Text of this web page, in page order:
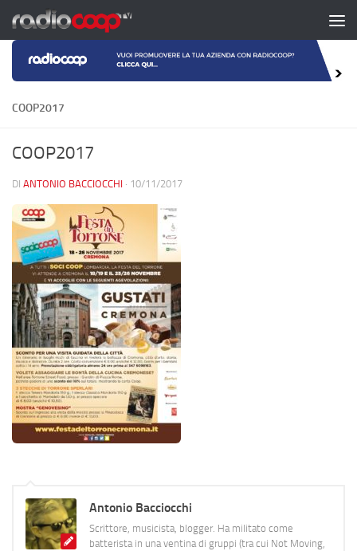
Salta al contenuto
COOP2017
COOP2017
DI ANTONIO BACCIOCCHI · 10/11/2017
Antonio Bacciocchi
Scrittore, musicista, blogger. Ha militato come
batterista in una ventina di gruppi (tra cui Not Moving,